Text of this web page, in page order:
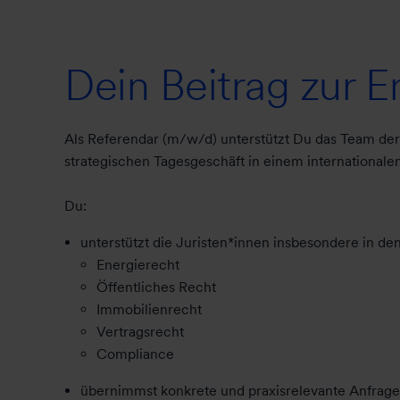
Dein Beitrag zur
Als Referendar (m/w/d) unterstützt Du das Team
strategischen Tagesgeschäft in einem
Du:
unterstützt die Juristen*innen insbesondere in
Energierecht
Öffentliches Recht
Immobilienrecht
Vertragsrecht
Compliance
übernimmst konkrete und praxisrelevante